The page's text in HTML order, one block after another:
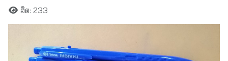
ฮิต: 233